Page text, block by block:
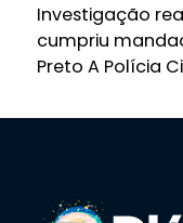
Investigação
cumpriu
Preto A Polícia